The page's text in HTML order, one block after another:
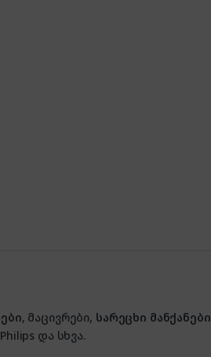
, მაცივრები, სარეცხი მანქანები
და სხვა.